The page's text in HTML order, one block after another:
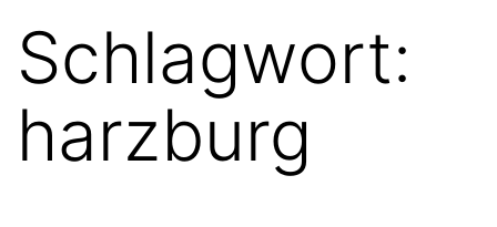
Schlagwort:
harzburg